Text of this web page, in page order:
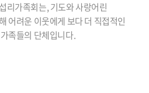
리가족회는, 기도와 사랑어린
어려운 이웃에게 보다 더 직접적인
족들의 단체입니다.